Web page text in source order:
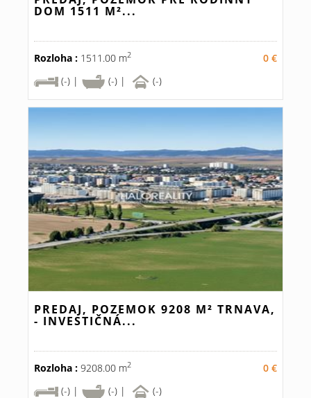
DOM 1511 M²...
Rozloha : 1511.00 m2
0 €
(-) |
(-) | (-)
PREDAJ, POZEMOK 9208 M² TRNAVA,
- INVESTIČNÁ...
Rozloha : 9208.00 m2
0 €
(-) |
(-) | (-)